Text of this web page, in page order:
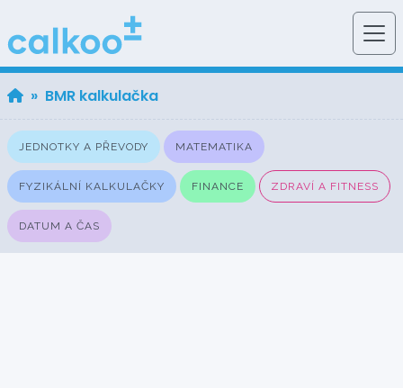
» BMR kalkulačka
JEDNOTKY A PŘEVODY MATEMATIKA
FYZIKÁLNÍ KALKULAČKY FINANCE ZDRAVÍ A FITNESS
DATUM A ČAS